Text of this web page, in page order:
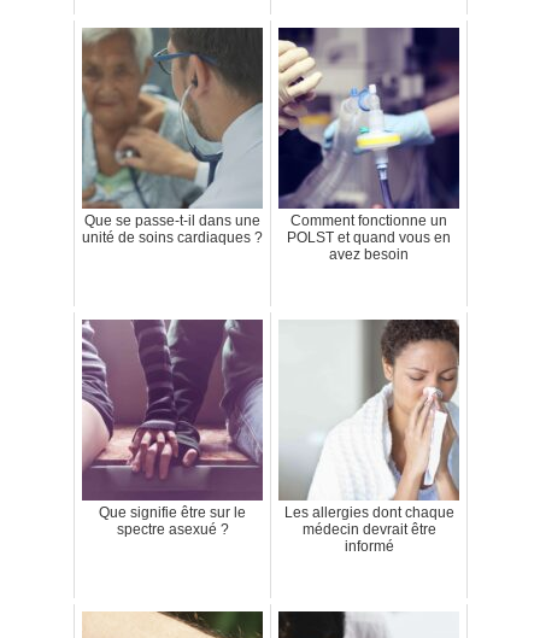
Que se passe-t-il dans une
unité de soins cardiaques ?
Comment fonctionne un
POLST et quand vous en
avez besoin
Que signifie être sur le
spectre asexué ?
Les allergies dont chaque
médecin devrait être
informé